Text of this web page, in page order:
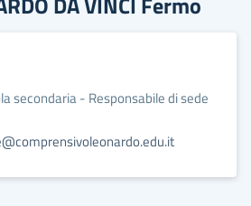
secondaria - Responsabile di sede